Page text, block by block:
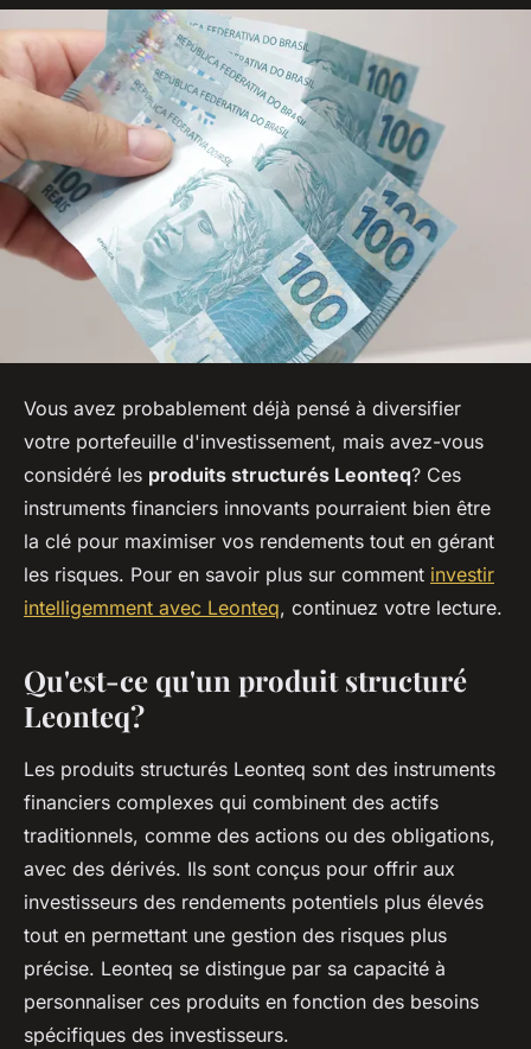
Vous avez probablement déjà pensé à diversifier
votre portefeuille d'investissement, mais avez-vous
considéré les produits structurés Leonteq? Ces
instruments financiers innovants pourraient bien être
la clé pour maximiser vos rendements tout en gérant
les risques. Pour en savoir plus sur comment investir
intelligemment avec Leonteq, continuez votre lecture.
Qu'est-ce qu'un produit structuré
Leonteq?
Les produits structurés Leonteq sont des instruments
financiers complexes qui combinent des actifs
traditionnels, comme des actions ou des obligations,
avec des dérivés. Ils sont conçus pour offrir aux
investisseurs des rendements potentiels plus élevés
tout en permettant une gestion des risques plus
précise. Leonteq se distingue par sa capacité à
personnaliser ces produits en fonction des besoins
spécifiques des investisseurs.